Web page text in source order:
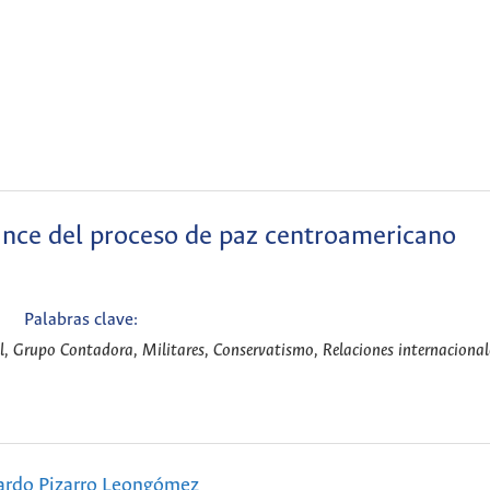
del proceso de paz centroamericano
Palabras clave:
Grupo Contadora, Militares, Conservatismo, Relaciones
Pizarro Leongómez